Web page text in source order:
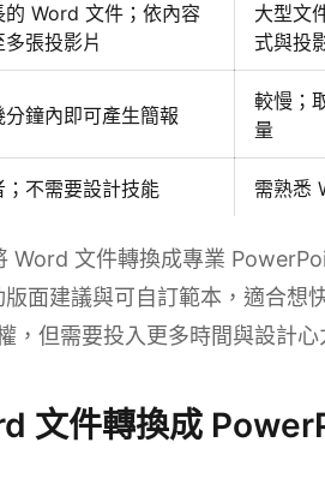
的 Word 文件；依內容
張投影片
大型文
式與投
鐘內即可產生簡報
較慢；
量
；不需要設計技能 需熟悉
Word 文件轉換成專業
面建議與可自訂範本，適合想
，但需要投入更多時間與設計心
文件轉換成